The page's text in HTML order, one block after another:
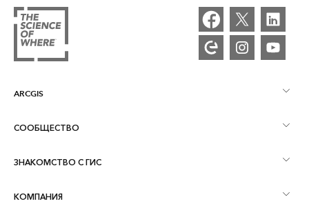
ARCGIS
Обзор ArcGIS
Картография
СООБЩЕСТВО
Сообщества и форумы
Блог ArcGIS
ЗНАКОМСТВО С ГИС
Что такое ГИС?
КОМПАНИЯ